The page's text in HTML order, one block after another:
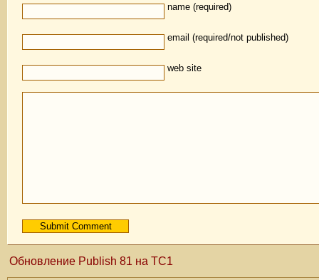
name (required)
email (required/not published)
web site
Обновление Publish 81 на TC1